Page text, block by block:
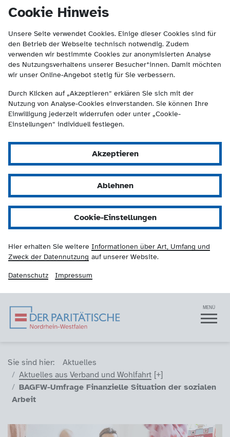
Cookie Hinweis
Unsere Seite verwendet Cookies. Einige dieser Cookies sind für
den Betrieb der Webseite technisch notwendig. Zudem
verwenden wir bestimmte Cookies zur anonymisierten Analyse
des Nutzungsverhaltens unserer Besucher*innen. Damit möchten
wir unser Online-Angebot stetig für Sie verbessern.
Durch Klicken auf „Akzeptieren“ erklären Sie sich mit der
Nutzung von Analyse-Cookies einverstanden. Sie können Ihre
Einwilligung jederzeit widerrufen oder unter „Cookie-
Einstellungen“ individuell festlegen.
Akzeptieren
Ablehnen
Cookie-Einstellungen
Hier erhalten Sie weitere Informationen über Art, Umfang und
Zweck der Datennutzung auf unserer Website.
Datenschutz Impressum
Der Paritätische NRW
springen
(Kontakt und Suche) springen.
Navigation MENÜ
Sie sind hier (Breadcrumb)
Sie sind hier:
Aktuelles
Aktuelles aus Verband und Wohlfahrt
BAGFW-Umfrage Finanzielle Situation der sozialen
Arbeit